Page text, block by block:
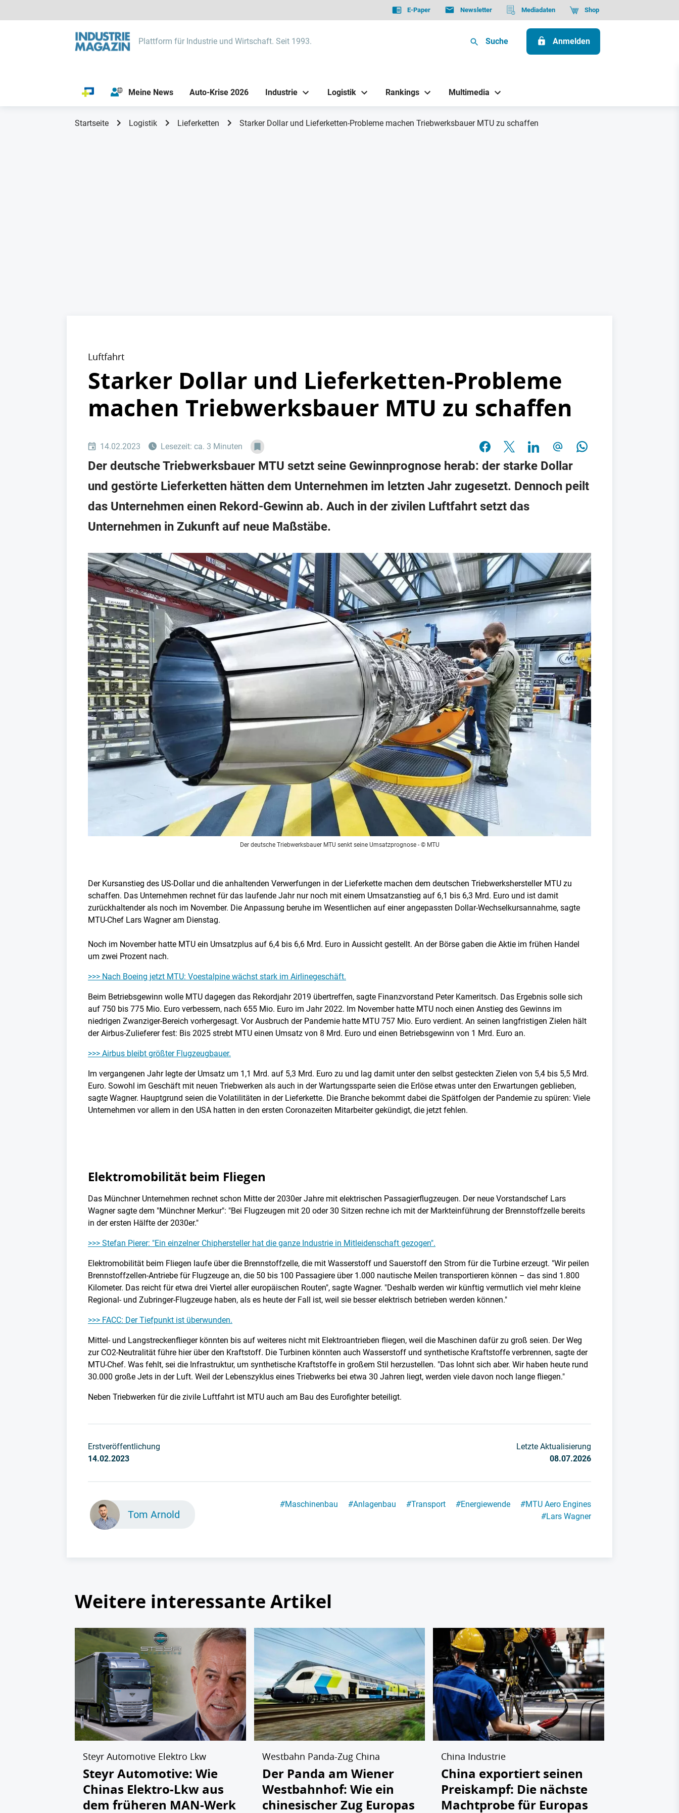
E-Paper Newsletter Mediadaten Shop
Plattform für Industrie und Wirtschaft. Seit 1993. Suche Anmelden
Meine News Auto-Krise 2026 Industrie Logistik Rankings Multimedia
Startseite Logistik Lieferketten Starker Dollar und Lieferketten-Probleme machen Triebwerksbauer MTU zu schaffen
Luftfahrt
Starker Dollar und Lieferketten-Probleme
machen Triebwerksbauer MTU zu schaffen
14.02.2023 Lesezeit: ca. 3 Minuten
Der deutsche Triebwerksbauer MTU setzt seine Gewinnprognose herab: der starke Dollar
und gestörte Lieferketten hätten dem Unternehmen im letzten Jahr zugesetzt. Dennoch peilt
das Unternehmen einen Rekord-Gewinn ab. Auch in der zivilen Luftfahrt setzt das
Unternehmen in Zukunft auf neue Maßstäbe.
Der deutsche Triebwerksbauer MTU senkt seine Umsatzprognose- © MTU
Der Kursanstieg des US-Dollar und die anhaltenden Verwerfungen in der Lieferkette machen dem deutschen Triebwerkshersteller MTU zu
schaffen. Das Unternehmen rechnet für das laufende Jahr nur noch mit einem Umsatzanstieg auf 6,1 bis 6,3 Mrd. Euro und ist damit
zurückhaltender als noch im November. Die Anpassung beruhe im Wesentlichen auf einer angepassten Dollar-Wechselkursannahme, sagte
MTU-Chef Lars Wagner am Dienstag.
Noch im November hatte MTU ein Umsatzplus auf 6,4 bis 6,6 Mrd. Euro in Aussicht gestellt. An der Börse gaben die Aktie im frühen Handel
um zwei Prozent nach.
>>> Nach Boeing jetzt MTU: Voestalpine wächst stark im Airlinegeschäft.
Beim Betriebsgewinn wolle MTU dagegen das Rekordjahr 2019 übertreffen, sagte Finanzvorstand Peter Kameritsch. Das Ergebnis solle sich
auf 750 bis 775 Mio. Euro verbessern, nach 655 Mio. Euro im Jahr 2022. Im November hatte MTU noch einen Anstieg des Gewinns im
niedrigen Zwanziger-Bereich vorhergesagt. Vor Ausbruch der Pandemie hatte MTU 757 Mio. Euro verdient. An seinen langfristigen Zielen hält
der Airbus-Zulieferer fest: Bis 2025 strebt MTU einen Umsatz von 8 Mrd. Euro und einen Betriebsgewinn von 1 Mrd. Euro an.
>>> Airbus bleibt größter Flugzeugbauer.
Im vergangenen Jahr legte der Umsatz um 1,1 Mrd. auf 5,3 Mrd. Euro zu und lag damit unter den selbst gesteckten Zielen von 5,4 bis 5,5 Mrd.
Euro. Sowohl im Geschäft mit neuen Triebwerken als auch in der Wartungssparte seien die Erlöse etwas unter den Erwartungen geblieben,
sagte Wagner. Hauptgrund seien die Volatilitäten in der Lieferkette. Die Branche bekommt dabei die Spätfolgen der Pandemie zu spüren: Viele
Unternehmen vor allem in den USA hatten in den ersten Coronazeiten Mitarbeiter gekündigt, die jetzt fehlen.
Elektromobilität beim Fliegen
Das Münchner Unternehmen rechnet schon Mitte der 2030er Jahre mit elektrischen Passagierflugzeugen. Der neue Vorstandschef Lars
Wagner sagte dem "Münchner Merkur": "Bei Flugzeugen mit 20 oder 30 Sitzen rechne ich mit der Markteinführung der Brennstoffzelle bereits
in der ersten Hälfte der 2030er."
>>> Stefan Pierer: "Ein einzelner Chiphersteller hat die ganze Industrie in Mitleidenschaft gezogen".
Elektromobilität beim Fliegen laufe über die Brennstoffzelle, die mit Wasserstoff und Sauerstoff den Strom für die Turbine erzeugt. "Wir peilen
Brennstoffzellen-Antriebe für Flugzeuge an, die 50 bis 100 Passagiere über 1.000 nautische Meilen transportieren können – das sind 1.800
Kilometer. Das reicht für etwa drei Viertel aller europäischen Routen", sagte Wagner. "Deshalb werden wir künftig vermutlich viel mehr kleine
Regional- und Zubringer-Flugzeuge haben, als es heute der Fall ist, weil sie besser elektrisch betrieben werden können."
>>> FACC: Der Tiefpunkt ist überwunden.
Mittel- und Langstreckenflieger könnten bis auf weiteres nicht mit Elektroantrieben fliegen, weil die Maschinen dafür zu groß seien. Der Weg
zur CO2-Neutralität führe hier über den Kraftstoff. Die Turbinen könnten auch Wasserstoff und synthetische Kraftstoffe verbrennen, sagte der
MTU-Chef. Was fehlt, sei die Infrastruktur, um synthetische Kraftstoffe in großem Stil herzustellen. "Das lohnt sich aber. Wir haben heute rund
30.000 große Jets in der Luft. Weil der Lebenszyklus eines Triebwerks bei etwa 30 Jahren liegt, werden viele davon noch lange fliegen."
Neben Triebwerken für die zivile Luftfahrt ist MTU auch am Bau des Eurofighter beteiligt.
Erstveröffentlichung
14.02.2023
Letzte Aktualisierung
08.07.2026
Tom Arnold
#Maschinenbau #Anlagenbau #Transport #Energiewende #MTU Aero Engines
#Lars Wagner
Weitere interessante Artikel
Steyr Automotive Elektro Lkw
Steyr Automotive: Wie
Chinas Elektro-Lkw aus
dem früheren MAN-Werk
Westbahn Panda-Zug China
Der Panda am Wiener
Westbahnhof: Wie ein
chinesischer Zug Europas
China Industrie
China exportiert seinen
Preiskampf: Die nächste
Machtprobe für Europas